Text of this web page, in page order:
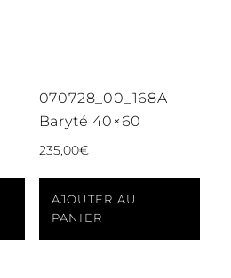
070728_00_168A
Baryté 40×60
235,00€
AJOUTER AU
PANIER